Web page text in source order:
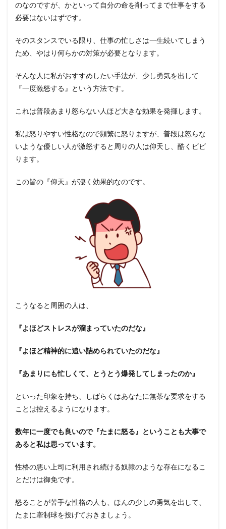
のなのですが、かといって自分の命を削ってまで仕事をする
必要はないはずです。
そのスタンスでいる限り、仕事の忙しさは一生続いてしまう
ため、やはり何らかの対策が必要となります。
そんな人に私がおすすめしたい手法が、少し勇気を出して
『一度激怒する』という方法です。
これは普段あまり怒らない人ほど大きな効果を発揮します。
私は怒りやすい性格なので頻繁に怒りますが、普段は怒らな
いような優しい人が激怒すると周りの人は仰天し、酷くビビ
ります。
この皆の『仰天』が凄く効果的なのです。
こうなると周囲の人は、
『よほどストレスが溜まっていたのだな』
『よほど精神的に追い詰められていたのだな』
『あまりにも忙しくて、とうとう爆発してしまったのか』
といった印象を持ち、しばらくはあなたに無茶な要求をする
ことは控えるようになります。
数年に一度でも良いので『たまに怒る』ということも大事で
あると私は思っています。
性格の悪い上司に利用され続ける奴隷のような存在になるこ
とだけは御免です。
怒ることが苦手な性格の人も、ほんの少しの勇気を出して、
たまに牽制球を投げておきましょう。